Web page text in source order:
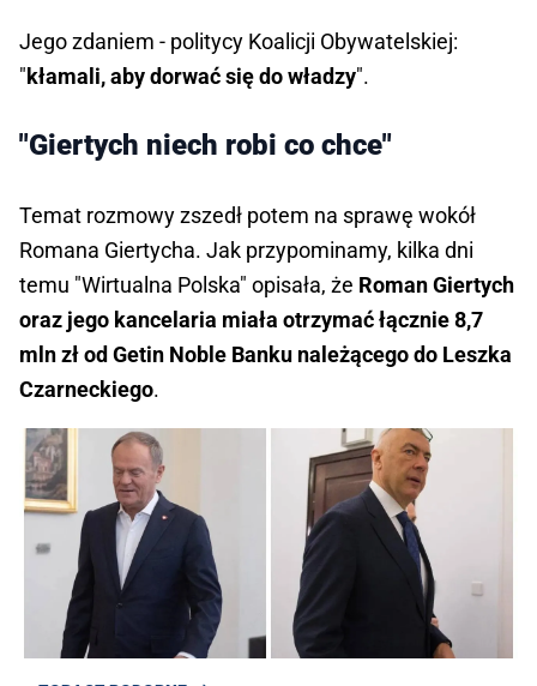
Jego zdaniem - politycy Koalicji Obywatelskiej:
"kłamali, aby dorwać się do władzy".
"Giertych niech robi co chce"
Temat rozmowy zszedł potem na sprawę wokół
Romana Giertycha. Jak przypominamy, kilka dni
temu "Wirtualna Polska" opisała, że Roman Giertych
oraz jego kancelaria miała otrzymać łącznie 8,7
mln zł od Getin Noble Banku należącego do Leszka
Czarneckiego.